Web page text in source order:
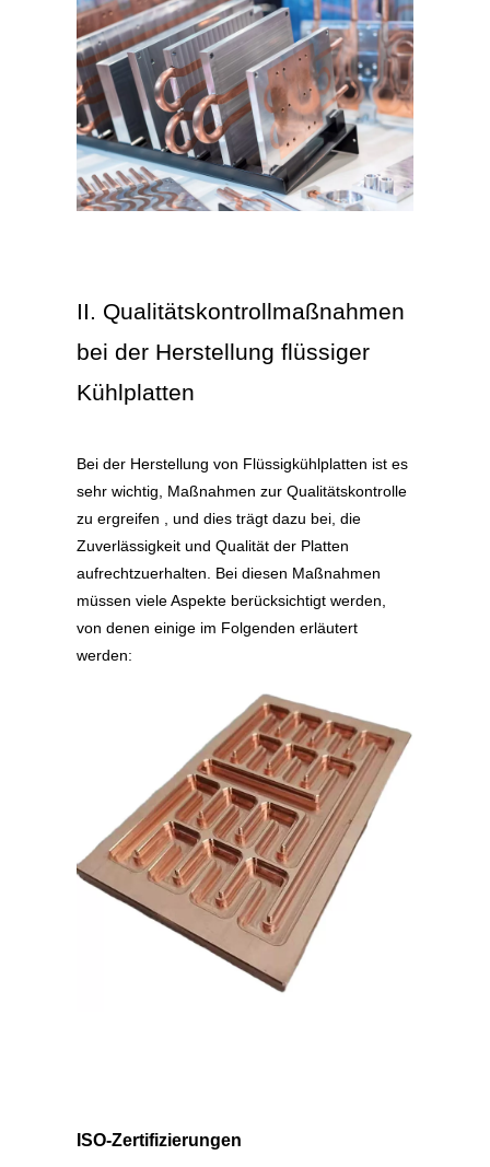
II. Qualitätskontrollmaßnahmen
bei der Herstellung flüssiger
Kühlplatten
Bei der Herstellung von Flüssigkühlplatten ist es
sehr wichtig, Maßnahmen zur Qualitätskontrolle
zu ergreifen
, und dies trägt dazu bei, die
Zuverlässigkeit und Qualität der Platten
aufrechtzuerhalten. Bei diesen Maßnahmen
müssen viele Aspekte berücksichtigt werden,
von denen einige im Folgenden erläutert
werden:
ISO-Zertifizierungen